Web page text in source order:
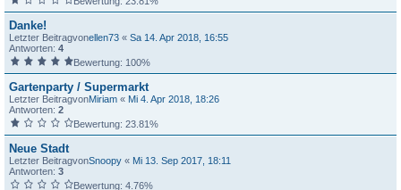
Danke!
Letzter Beitragvonellen73 « Sa 14. Apr 2018, 16:55
Antworten: 4
Bewertung: 100%
Gartenparty / Supermarkt
Letzter BeitragvonMiriam « Mi 4. Apr 2018, 18:26
Antworten: 2
Bewertung: 23.81%
Neue Stadt
Letzter BeitragvonSnoopy « Mi 13. Sep 2017, 18:11
Antworten: 3
Bewertung: 4.76%